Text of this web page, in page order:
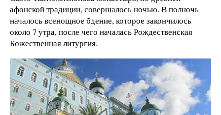
афонской традиции, совершалось ночью. В полночь
началось всенощное бдение, которое закончилось
около 7 утра, после чего началась Рождественская
Божественная литургия.